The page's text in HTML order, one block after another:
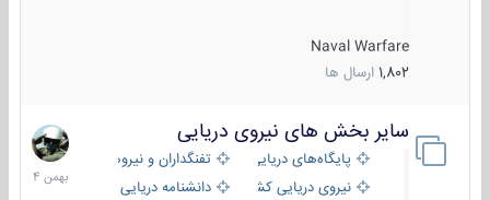
Naval Warfare
1,802 ارسال ها
سایر بخش های نیروی دریایی
پایگاه‌های دریایی
تفنگداران و نیروهای ویژه‌ی دریایی
نیروی دریایی کشورهای مختلفدانشنامه دریایی
22
بهمن
1404